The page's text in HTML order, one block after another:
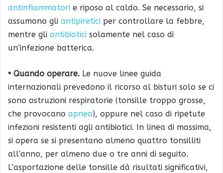
antinfiammatori e riposo al caldo. Se necessario, si
assumono gli antipiretici per controllare la febbre,
mentre gli antibiotici solamente nel caso di
un’infezione batterica.
• Quando operare. Le nuove linee guida
internazionali prevedono il ricorso al bisturi solo se ci
sono ostruzioni respiratorie (tonsille troppo grosse,
che provocano apnea), oppure nel caso di ripetute
infezioni resistenti agli antibiotici. In linea di massima,
si opera se si presentano almeno quattro tonsilliti
all’anno, per almeno due o tre anni di seguito.
L’asportazione delle tonsille dà risultati significativi,